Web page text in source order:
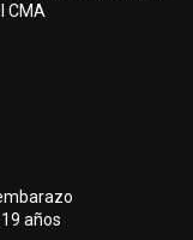
CMA
años